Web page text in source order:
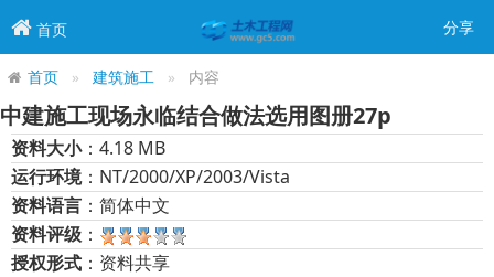
首页 分享
首页 建筑施工 内容
中建施工现场永临结合做法选用图册27p
资料大小：4.18 MB
运行环境：NT/2000/XP/2003/Vista
资料语言 ：简体中文
资料评级 ：
授权形式 ：资料共享